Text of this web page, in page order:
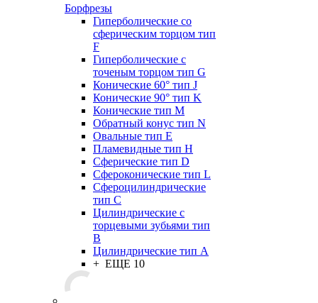
Борфрезы
Гиперболические cо
сферическим торцом тип
F
Гиперболические с
точеным торцом тип G
Конические 60° тип J
Конические 90° тип K
Конические тип M
Обратный конус тип N
Овальные тип E
Пламевидные тип H
Сферические тип D
Сфероконические тип L
Сфероцилиндрические
тип C
Цилиндрические с
торцевыми зубьями тип
B
Цилиндрические тип А
+ ЕЩЕ 10